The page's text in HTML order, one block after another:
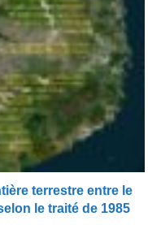
terrestre entre le
le traité de 1985